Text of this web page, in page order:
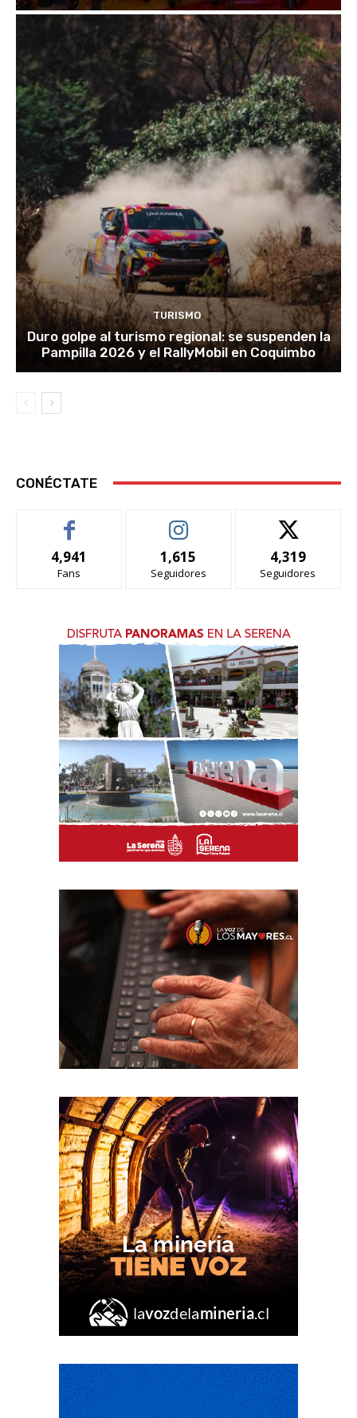
TURISMO
Duro golpe al turismo regional: se suspenden la
Pampilla 2026 y el RallyMobil en Coquimbo
CONÉCTATE
4,941
Fans
1,615
Seguidores
4,319
Seguidores